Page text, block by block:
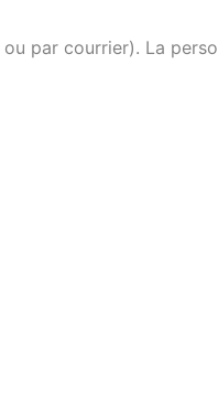
par courrier). La